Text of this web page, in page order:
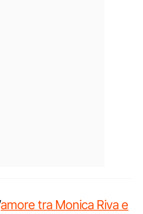
amore tra Monica Riva e